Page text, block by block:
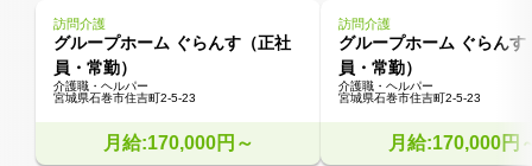
訪問介護
グループホーム ぐらんす（正社
員・常勤）
介護職・ヘルパー
宮城県石巻市住吉町2-5-23
月給:170,000円～
訪問介護
グループホーム ぐらんす
員・常勤）
介護職・ヘルパー
宮城県石巻市住吉町2-5-23
月給:170,000円